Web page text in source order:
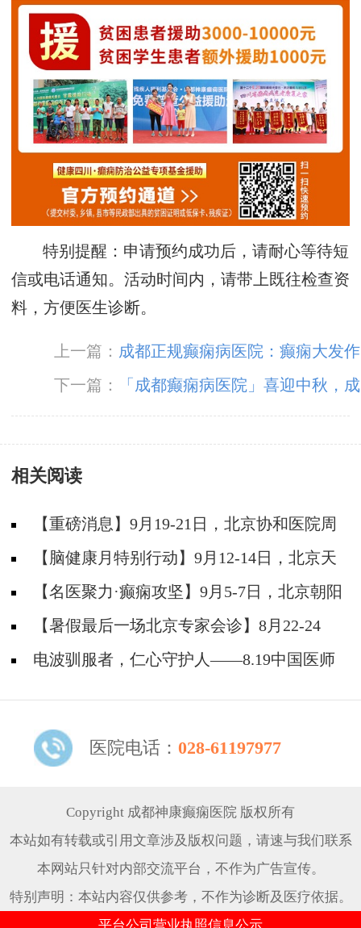
特别提醒：申请预约成功后，请耐心等待短
信或电话通知。活动时间内，请带上既往检查资
料，方便医生诊断。
上一篇： 成都正规癫痫病医院：癫痫大发作
抽搐怎么治疗
下一篇：
「成都癫痫病医院」喜迎中秋，成
都神康癫痫医院为患者送月饼送祝福，医患同乐
相关阅读
【重磅消息】9月19-21日，北京协和医院周
祥琴教授成都领衔会诊，共筑全年龄段抗癫防
线！
【脑健康月特别行动】9月12-14日，北京天
坛医院杨涛博士免费会诊+超万元援助，护航全
年龄段癫痫患者
【名医聚力·癫痫攻坚】9月5-7日，北京朝阳
医院神经内科周立春博士成都公益会诊，名额有
限，速约！
【暑假最后一场北京专家会诊】8月22-24
日，北京大学首钢医院高伟教授亲临成都免费会
电波驯服者，仁心守护人——8.19中国医师
医院电话： 028-61197977
Copyright 成都神康癫痫医院 版权所有
本站如有转载或引用文章涉及版权问题，请速与我们联系
本网站只针对内部交流平台，不作为广告宣传。
特别声明：本站内容仅供参考，不作为诊断及医疗依据。